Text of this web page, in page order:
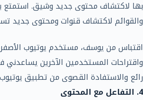
بها لاكتشاف محتوى جديد وشيق. استمتع
والقوائم لاكتشاف قنوات ومحتوى جديد
اقتباس من يوسف، مستخدم يوتيوب
واقتراحات المستخدمين الآخرين
رائع والاستفادة القصوى من تطبيق
4. التفاعل مع المحتوى